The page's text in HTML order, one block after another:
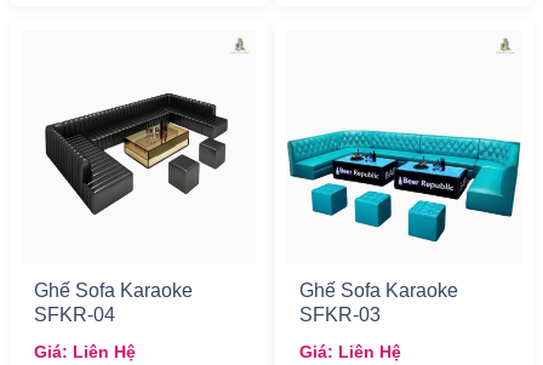
Ghế Sofa Karaoke
SFKR-04
Giá: Liên Hệ
Ghế Sofa Karaoke
SFKR-03
Giá: Liên Hệ